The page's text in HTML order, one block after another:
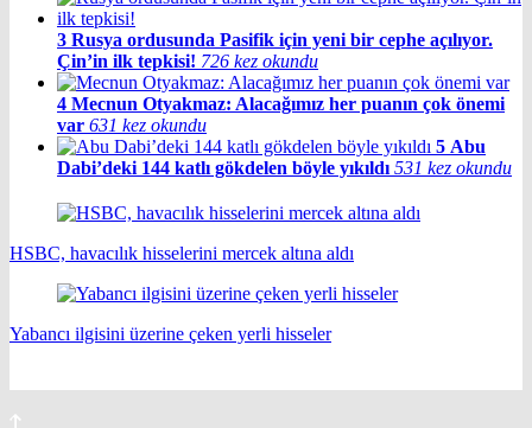
3 Rusya ordusunda Pasifik için yeni bir cephe açılıyor.
Çin’in ilk tepkisi! 726 kez okundu
4 Mecnun Otyakmaz: Alacağımız her puanın çok önemi
var 631 kez okundu
5 Abu
Dabi’deki 144 katlı gökdelen böyle yıkıldı 531 kez okundu
HSBC, havacılık hisselerini mercek altına aldı
Yabancı ilgisini üzerine çeken yerli hisseler